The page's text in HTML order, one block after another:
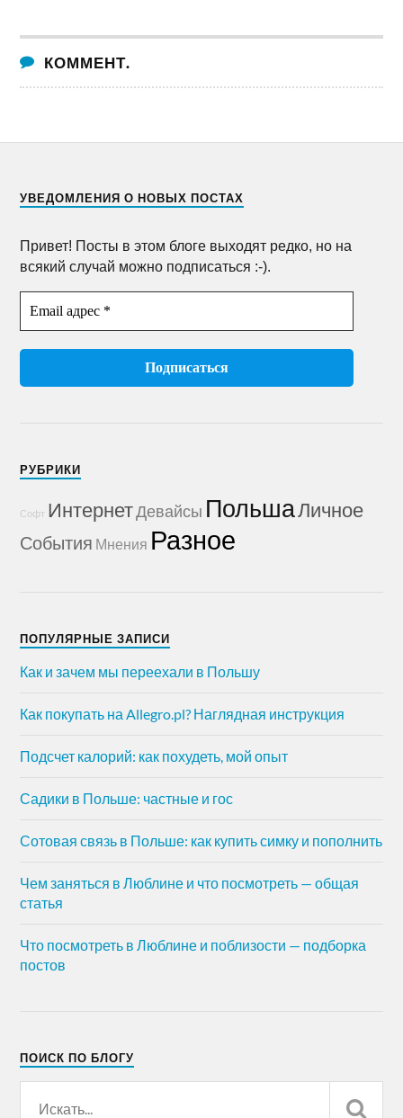
КОММЕНТ.
УВЕДОМЛЕНИЯ О НОВЫХ ПОСТАХ
Привет! Посты в этом блоге выходят редко, но на
всякий случай можно подписаться :-).
РУБРИКИ
Софт ИнтернетДевайсы ПольшаЛичное
События Мнения Разное
ПОПУЛЯРНЫЕ ЗАПИСИ
Как и зачем мы переехали в Польшу
Как покупать на Allegro.pl? Наглядная инструкция
Подсчет калорий: как похудеть, мой опыт
Садики в Польше: частные и гос
Сотовая связь в Польше: как купить симку и пополнить
Чем заняться в Люблине и что посмотреть — общая
статья
Что посмотреть в Люблине и поблизости — подборка
постов
ПОИСК ПО БЛОГУ